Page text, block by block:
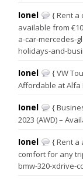
Ionel
{ Rent a
available from
a-car-mercedes-
holidays-and-
Ionel
{ VW
Affordable at Alfa
Ionel
{
2023 (AWD) –
Ionel
{ Rent a
comfort for any
bmw-320-xdrive-